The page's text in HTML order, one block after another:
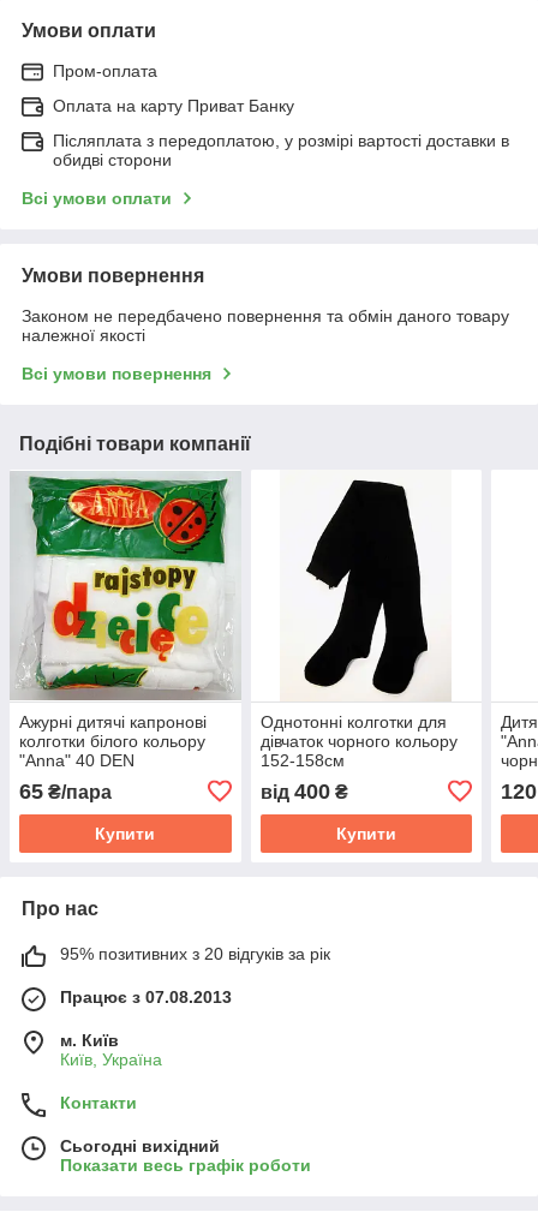
Умови оплати
Пром-оплата
Оплата на карту Приват Банку
Післяплата з передоплатою, у розмірі вартості доставки в
обидві сторони
Всі умови оплати
Умови повернення
Законом не передбачено повернення та обмін даного товару
належної якості
Всі умови повернення
Подібні товари компанії
Ажурні дитячі капронові
колготки білого кольору
"Anna" 40 DEN
65 ₴/пара
Купити
Однотонні колготки для
дівчаток чорного кольору
152-158см
від 400₴
Купити
120
Про нас
95% позитивних з 20 відгуків за рік
Працює з 07.08.2013
м. Київ
Київ, Україна
Контакти
Сьогодні вихідний
Показати весь графік роботи